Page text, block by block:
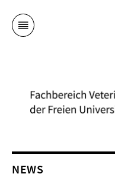
NEWS